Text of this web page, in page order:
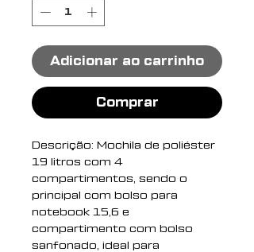
Adicionar ao carrinho
Comprar
Descrição: Mochila de poliéster
19 litros com 4
compartimentos, sendo o
principal com bolso para
notebook 15,6 e
compartimento com bolso
sanfonado, ideal para